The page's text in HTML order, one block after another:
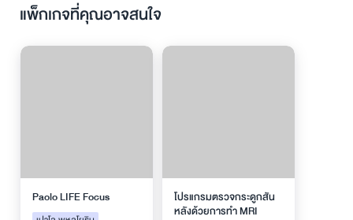
แพ็กเกจที่คุณอาจสนใจ
Paolo LIFE Focus
โปรแกรมตรวจกระดูกสัน
หลังด้วยการทำ MRI